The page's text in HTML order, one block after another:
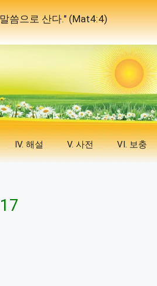
씀으로 산다." (Mat4:4)
IV. 해설 V. 사전 VI. 보충